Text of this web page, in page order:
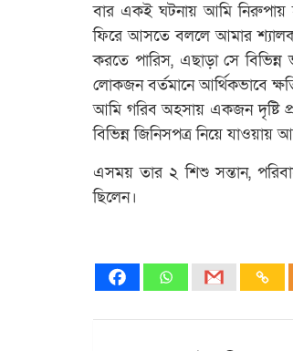
বার একই ঘটনায় আমি নিরুপায়
ফিরে আসতে বললে আমার
করতে পারিস, এছাড়া সে
লোকজন বর্তমানে আর্থিকভাবে
আমি গরিব অহসায় একজন দৃষ্টি
বিভিন্ন জিনিসপত্র নিয়ে যাওয়ায়
এসময় তার ২ শিশু সন্তান,
ছিলেন।